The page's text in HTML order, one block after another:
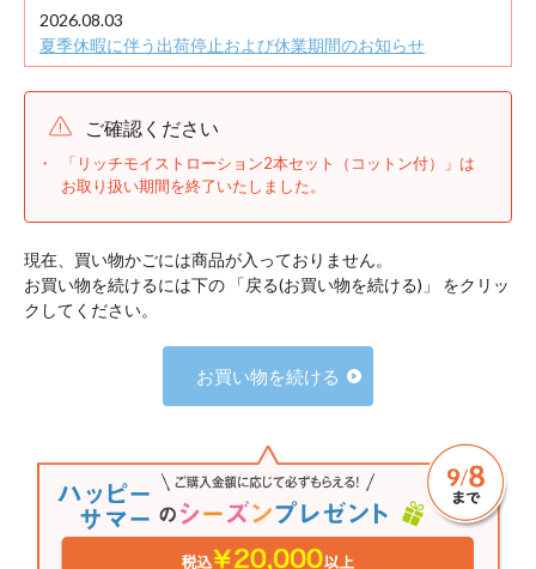
2026.08.03
夏季休暇に伴う出荷停止および休業期間のお知らせ
ご確認ください
「リッチモイストローション2本セット（コットン付）」は
お取り扱い期間を終了いたしました。
現在、買い物かごには商品が入っておりません。
お買い物を続けるには下の 「戻る(お買い物を続ける)」 をクリッ
クしてください。
お買い物を続ける